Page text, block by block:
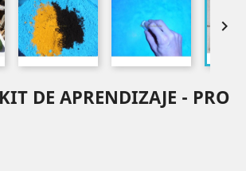

DE APRENDIZAJE - PRO